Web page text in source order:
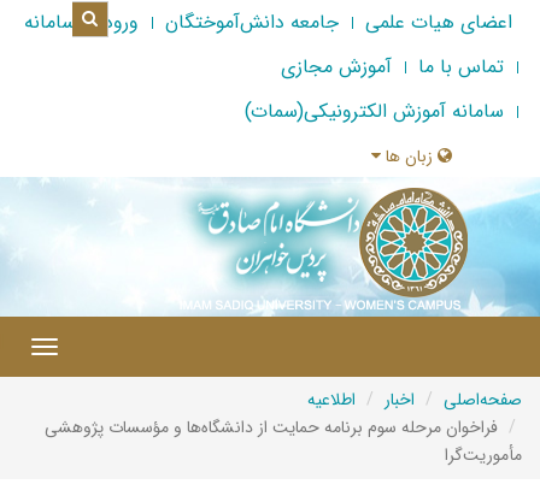
اعضای هیات علمی جامعه دانش‌آموختگان
ورود به سامانه
تماس با ما
آموزش مجازی
سامانه آموزش الکترونیکی(سمات)
زبان ها
صفحه‌اصلی اخبار
اطلاعیه
فراخوان مرحله سوم برنامه حمایت از دانشگاه‌ها و مؤسسات پژوهشی
مأموریت‌‌گرا